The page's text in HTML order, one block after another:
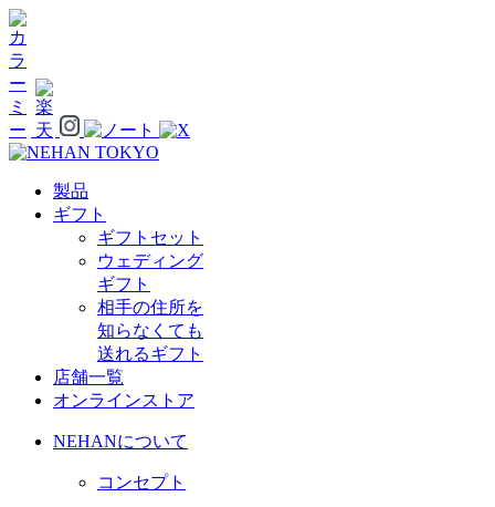
製品
ギフト
ギフトセット
ウェディング
ギフト
相手の住所を
知らなくても
送れるギフト
店舗一覧
オンラインストア
NEHANについて
コンセプト